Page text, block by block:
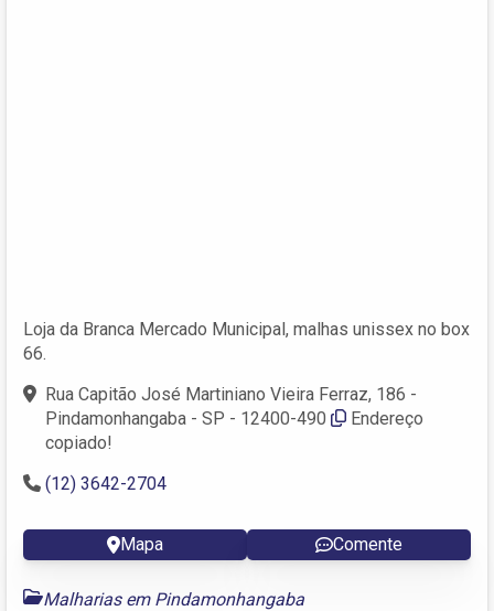
Loja da Branca Mercado Municipal, malhas unissex no box
66.
Rua Capitão José Martiniano Vieira Ferraz, 186 -
Pindamonhangaba - SP - 12400-490
Endereço
copiado!
(12) 3642-2704
Mapa Comente
Malharias em Pindamonhangaba